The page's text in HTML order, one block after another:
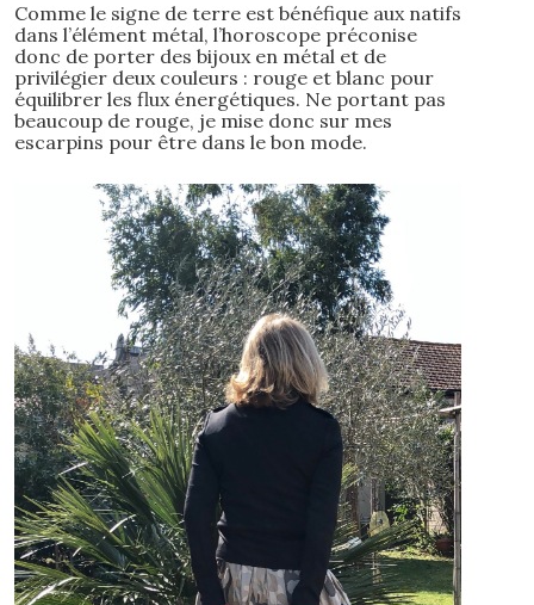
Comme le signe de terre est bénéfique aux natifs
dans l’élément métal, l’horoscope préconise
donc de porter des bijoux en métal et de
privilégier deux couleurs : rouge et blanc pour
équilibrer les flux énergétiques. Ne portant pas
beaucoup de rouge, je mise donc sur mes
escarpins pour être dans le bon mode.